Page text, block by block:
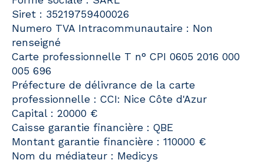
Siret : 35219759400026
Numero TVA Intracommunautaire : Non
renseigné
Carte professionnelle T n° CPI 0605 2016 000
005 696
Préfecture de délivrance de la carte
professionnelle : CCI: Nice Côte d'Azur
Capital : 20000 €
Caisse garantie financière : QBE
Montant garantie financière : 110000 €
Nom du médiateur : Medicys